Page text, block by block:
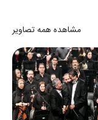
مشاهده همه تصاویر